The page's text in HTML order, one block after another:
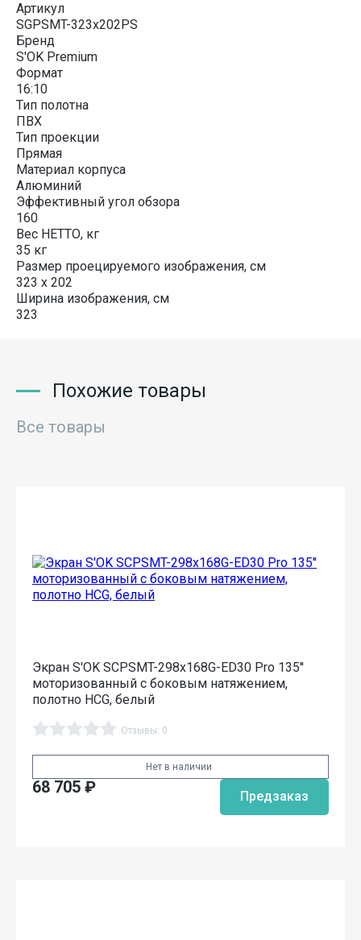
Артикул
SGPSMT-323x202PS
Бренд
S'OK Premium
Формат
16:10
Тип полотна
ПВХ
Тип проекции
Прямая
Материал корпуса
Алюминий
Эффективный угол обзора
160
Вес НЕТТО, кг
35 кг
Размер проецируемого изображения, см
323 x 202
Ширина изображения, см
323
Похожие товары
Все товары
Экран S'OK SCPSMT-298x168G-ED30 Pro 135''
моторизованный с боковым натяжением,
полотно HCG, белый
Отзывы: 0
Нет в наличии
68 705 ₽ Предзаказ